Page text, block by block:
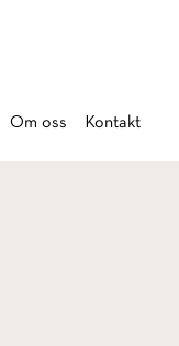
Om oss Kontakt